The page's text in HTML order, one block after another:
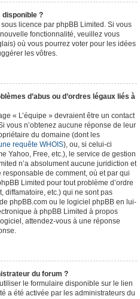
disponible ?
licence par phpBB Limited. Si vous
fonctionnalité, veuillez vous
où vous pourrez voter pour les idées
les vôtres.
d’abus ou d’ordres légaux liés à
« L’équipe » devraient être un contact
vous n’obtenez aucune réponse de leur
du domaine (dont les
requête WHOIS), ou, si celui-ci
Yahoo, Free, etc.), le service de gestion
n’a absolument aucune juridiction et
de comment, où et par qui
Limited pour tout problème d’ordre
diffamatoire, etc.) qui ne sont pas
phpBB.com ou le logiciel phpBB en lui-
à phpBB Limited à propos
attendez-vous à une réponse
du forum ?
le formulaire disponible sur le lien
a été activée par les administrateurs du